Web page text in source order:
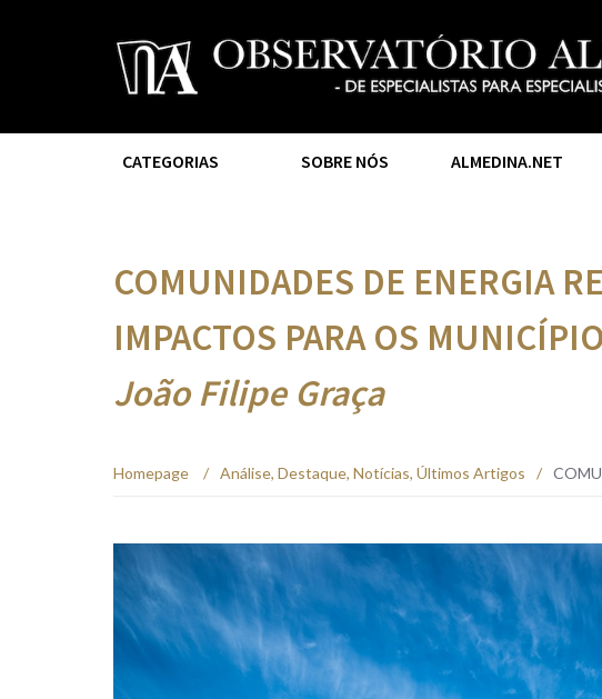
CATEGORIAS SOBRE NÓS ALMEDINA.NET
COMUNIDADES DE ENERGIA
IMPACTOS PARA OS
João Filipe Graça
Homepage / Análise, Destaque, Notícias, Últimos Artigos /